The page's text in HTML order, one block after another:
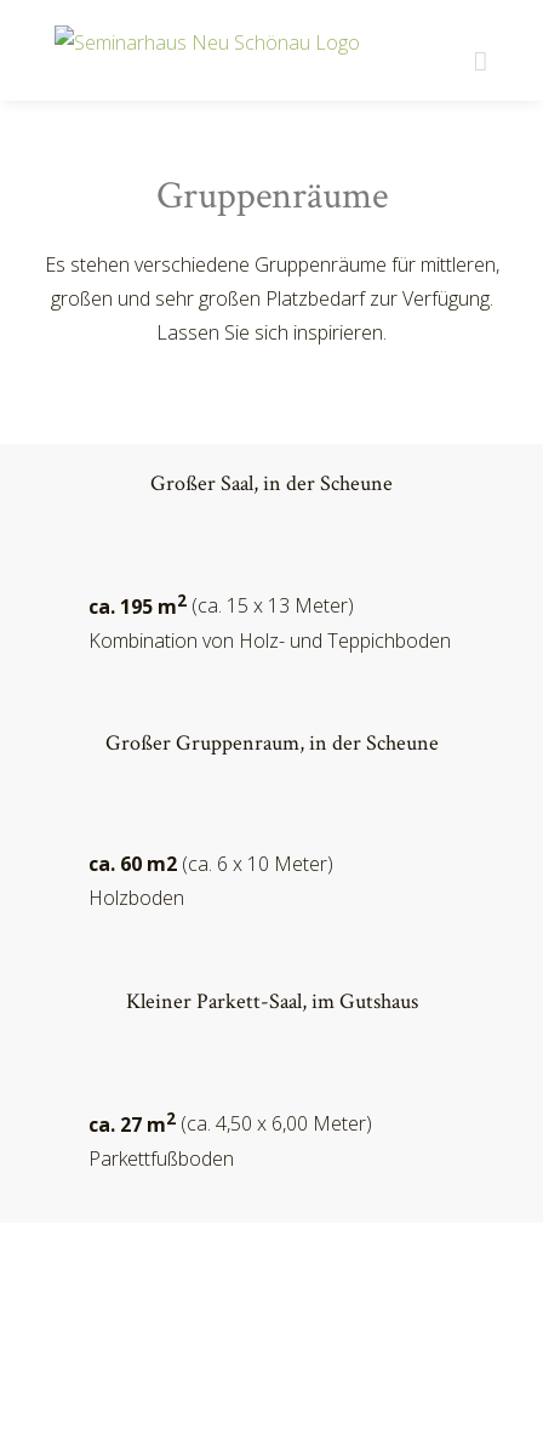
Gruppenräume
Es stehen verschiedene Gruppenräume für mittleren,
großen und sehr großen Platzbedarf zur Verfügung.
Lassen Sie sich inspirieren.
Großer Saal, in der Scheune
ca. 195 m2 (ca. 15 x 13 Meter)
Kombination von Holz- und Teppichboden
Großer Gruppenraum, in der Scheune
ca. 60 m2 (ca. 6 x 10 Meter)
Holzboden
Kleiner Parkett-Saal, im Gutshaus
ca. 27 m2 (ca. 4,50 x 6,00 Meter)
Parkettfußboden